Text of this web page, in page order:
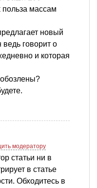
польза массам
новый
говорит о
и которая
модератору
статьи ни в
в статье
Обходитесь в